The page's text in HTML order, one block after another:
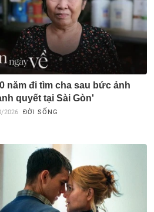
năm đi tìm cha sau bức ảnh
quyết tại Sài Gòn'
2026 ĐỜI SỐNG